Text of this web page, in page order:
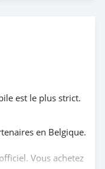
est le plus strict.
en Belgique.
Vous achetez